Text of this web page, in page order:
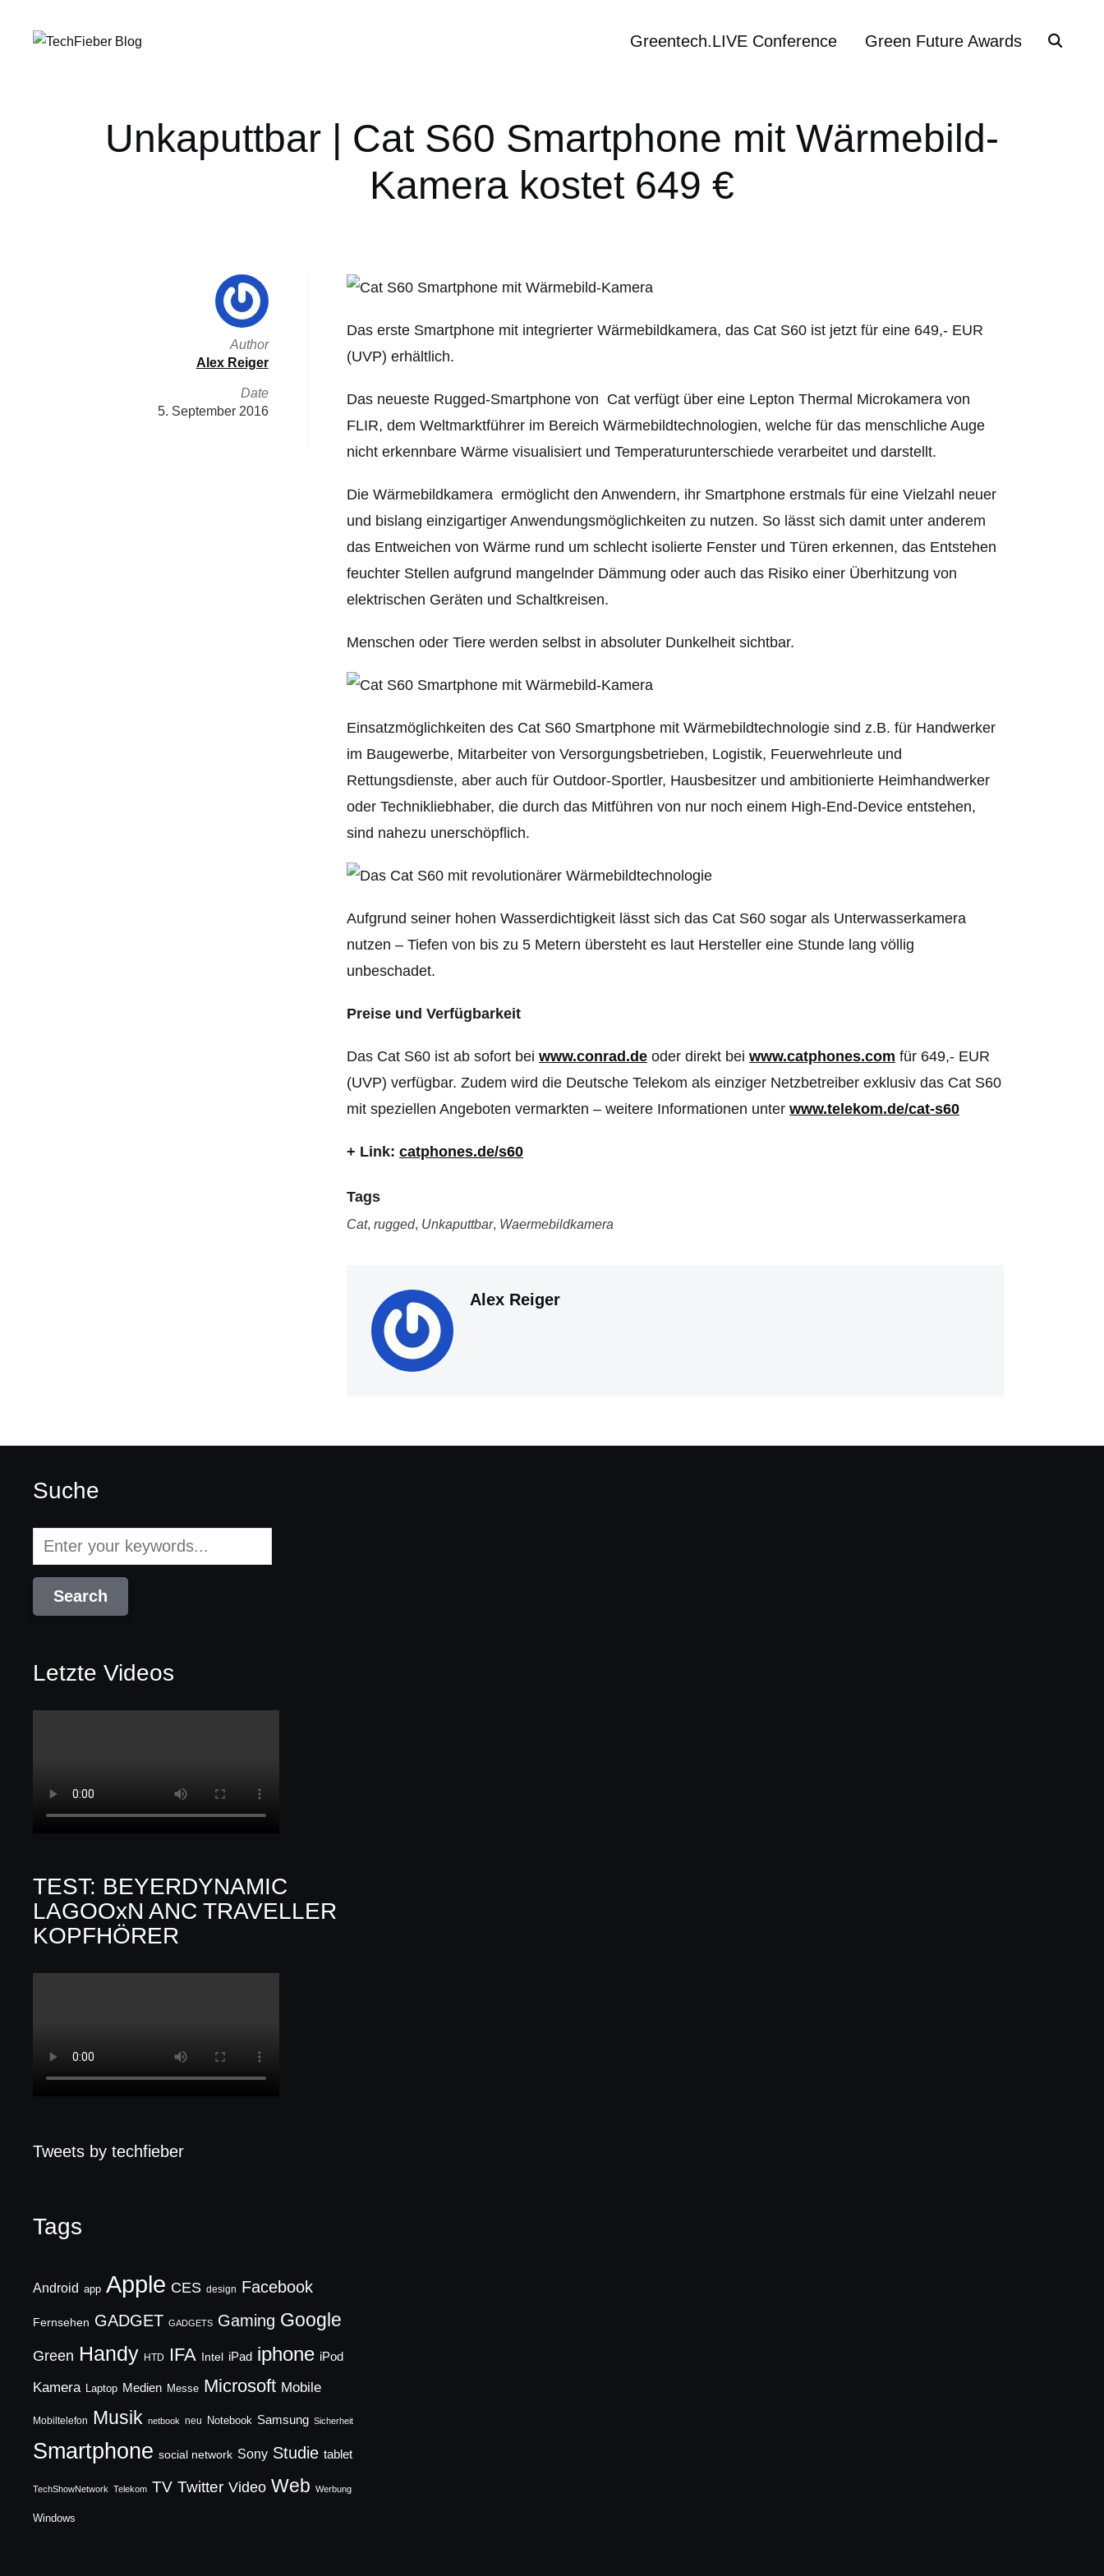
Greentech.LIVE Conference Green Future Awards
Unkaputtbar | Cat S60 Smartphone mit Wärmebild-
Kamera kostet 649 €
Das erste Smartphone mit integrierter Wärmebildkamera, das Cat S60 ist jetzt für eine 649,- EUR
(UVP) erhältlich.
Das neueste Rugged-Smartphone von Cat verfügt über eine Lepton Thermal Microkamera von
FLIR, dem Weltmarktführer im Bereich Wärmebildtechnologien, welche für das menschliche Auge
nicht erkennbare Wärme visualisiert und Temperaturunterschiede verarbeitet und darstellt.
Die Wärmebildkamera ermöglicht den Anwendern, ihr Smartphone erstmals für eine Vielzahl neuer
und bislang einzigartiger Anwendungsmöglichkeiten zu nutzen. So lässt sich damit unter anderem
das Entweichen von Wärme rund um schlecht isolierte Fenster und Türen erkennen, das Entstehen
feuchter Stellen aufgrund mangelnder Dämmung oder auch das Risiko einer Überhitzung von
elektrischen Geräten und Schaltkreisen.
Menschen oder Tiere werden selbst in absoluter Dunkelheit sichtbar.
Einsatzmöglichkeiten des Cat S60 Smartphone mit Wärmebildtechnologie sind z.B. für Handwerker
im Baugewerbe, Mitarbeiter von Versorgungsbetrieben, Logistik, Feuerwehrleute und
Rettungsdienste, aber auch für Outdoor-Sportler, Hausbesitzer und ambitionierte Heimhandwerker
oder Technikliebhaber, die durch das Mitführen von nur noch einem High-End-Device entstehen,
sind nahezu unerschöpflich.
Aufgrund seiner hohen Wasserdichtigkeit lässt sich das Cat S60 sogar als Unterwasserkamera
nutzen – Tiefen von bis zu 5 Metern übersteht es laut Hersteller eine Stunde lang völlig
unbeschadet.
Preise und Verfügbarkeit
Das Cat S60 ist ab sofort bei www.conrad.de oder direkt bei www.catphones.com für 649,- EUR
(UVP) verfügbar. Zudem wird die Deutsche Telekom als einziger Netzbetreiber exklusiv das Cat S60
mit speziellen Angeboten vermarkten – weitere Informationen unter www.telekom.de/cat-s60
+ Link: catphones.de/s60
Tags
Cat, rugged, Unkaputtbar, Waermebildkamera
Alex Reiger
Author
Alex Reiger
Date
5. September 2016
Suche
Letzte Videos
TEST: BEYERDYNAMIC
LAGOOxN ANC TRAVELLER
KOPFHÖRER
Tweets by techfieber
Tags
Android app Apple CES design Facebook
Fernsehen GADGET GADGETS Gaming Google
Green Handy HTD IFA Intel iPad iphone iPod
Kamera Laptop Medien Messe Microsoft Mobile
Mobiltelefon Musik netbook neu Notebook Samsung Sicherheit
Smartphone social network Sony Studie tablet
TechShowNetwork Telekom TV Twitter Video Web Werbung
Windows